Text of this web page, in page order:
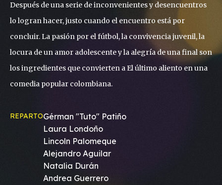
Después de una serie de inconvenientes y desencuentros
lo logran hacer, justo cuando el encuentro está por
concluir. La pasión por el fútbol, la convivencia juvenil, la
locura de un amor adolescente y la alegría de una final son
los ingredientes que convierten a El último aliento en una
comedia popular colombiana.
REPARTOGérman "Tuto" Patiño
Laura Londoño
Lincoln Palomeque
Alejandro Aguilar
Natalia Durán
Andrea Guerrero